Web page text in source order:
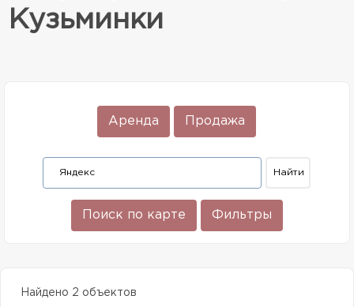
Кузьминки
Аренда Продажа
Поиск по карте Фильтры
Найдено 2 объектов